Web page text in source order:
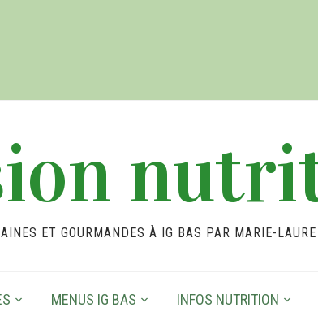
ET GOURMANDES À IG BAS PAR MARIE-
MENUS IG BAS INFOS NUTRITION